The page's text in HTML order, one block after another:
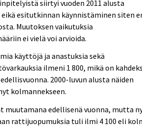
siirtyi vuoden 2011 alusta
esitutkinnan käynnistäminen siten
Muutoksen vaikutuksia
ei vielä voi arvioida.
käyttöjä ja anastuksia sekä
ilmeni 1 800, mikä on
2000-luvun alusta näiden
kolmannekseen.
muutamana edellisenä vuonna, mutta
rattijuopumuksia tuli ilmi 4 100 eli